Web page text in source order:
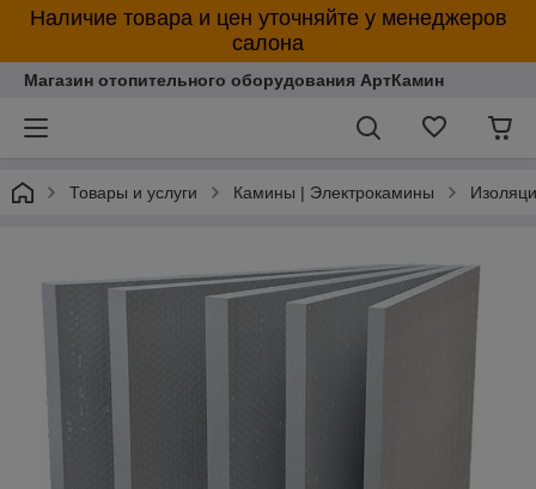
Наличие товара и цен уточняйте у менеджеров
салона
Магазин отопительного оборудования АртКамин
Товары и услуги Камины | Электрокамины